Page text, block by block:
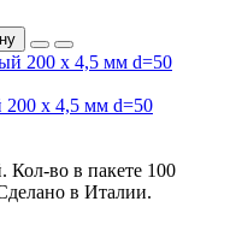
200 х 4,5 мм d=50
Кол-во в пакете 100
в Италии.